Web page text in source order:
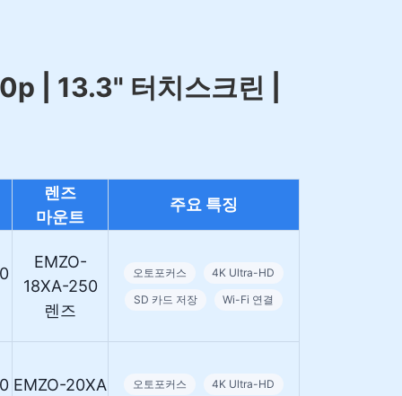
| 13.3" 터치스크린 |
렌즈
마운트
주요 특징
EMZO-
18XA-250
렌즈
오토포커스 4K Ultra-HD
SD 카드 저장 Wi-Fi 연결
EMZO-20XA
오토포커스 4K Ultra-HD